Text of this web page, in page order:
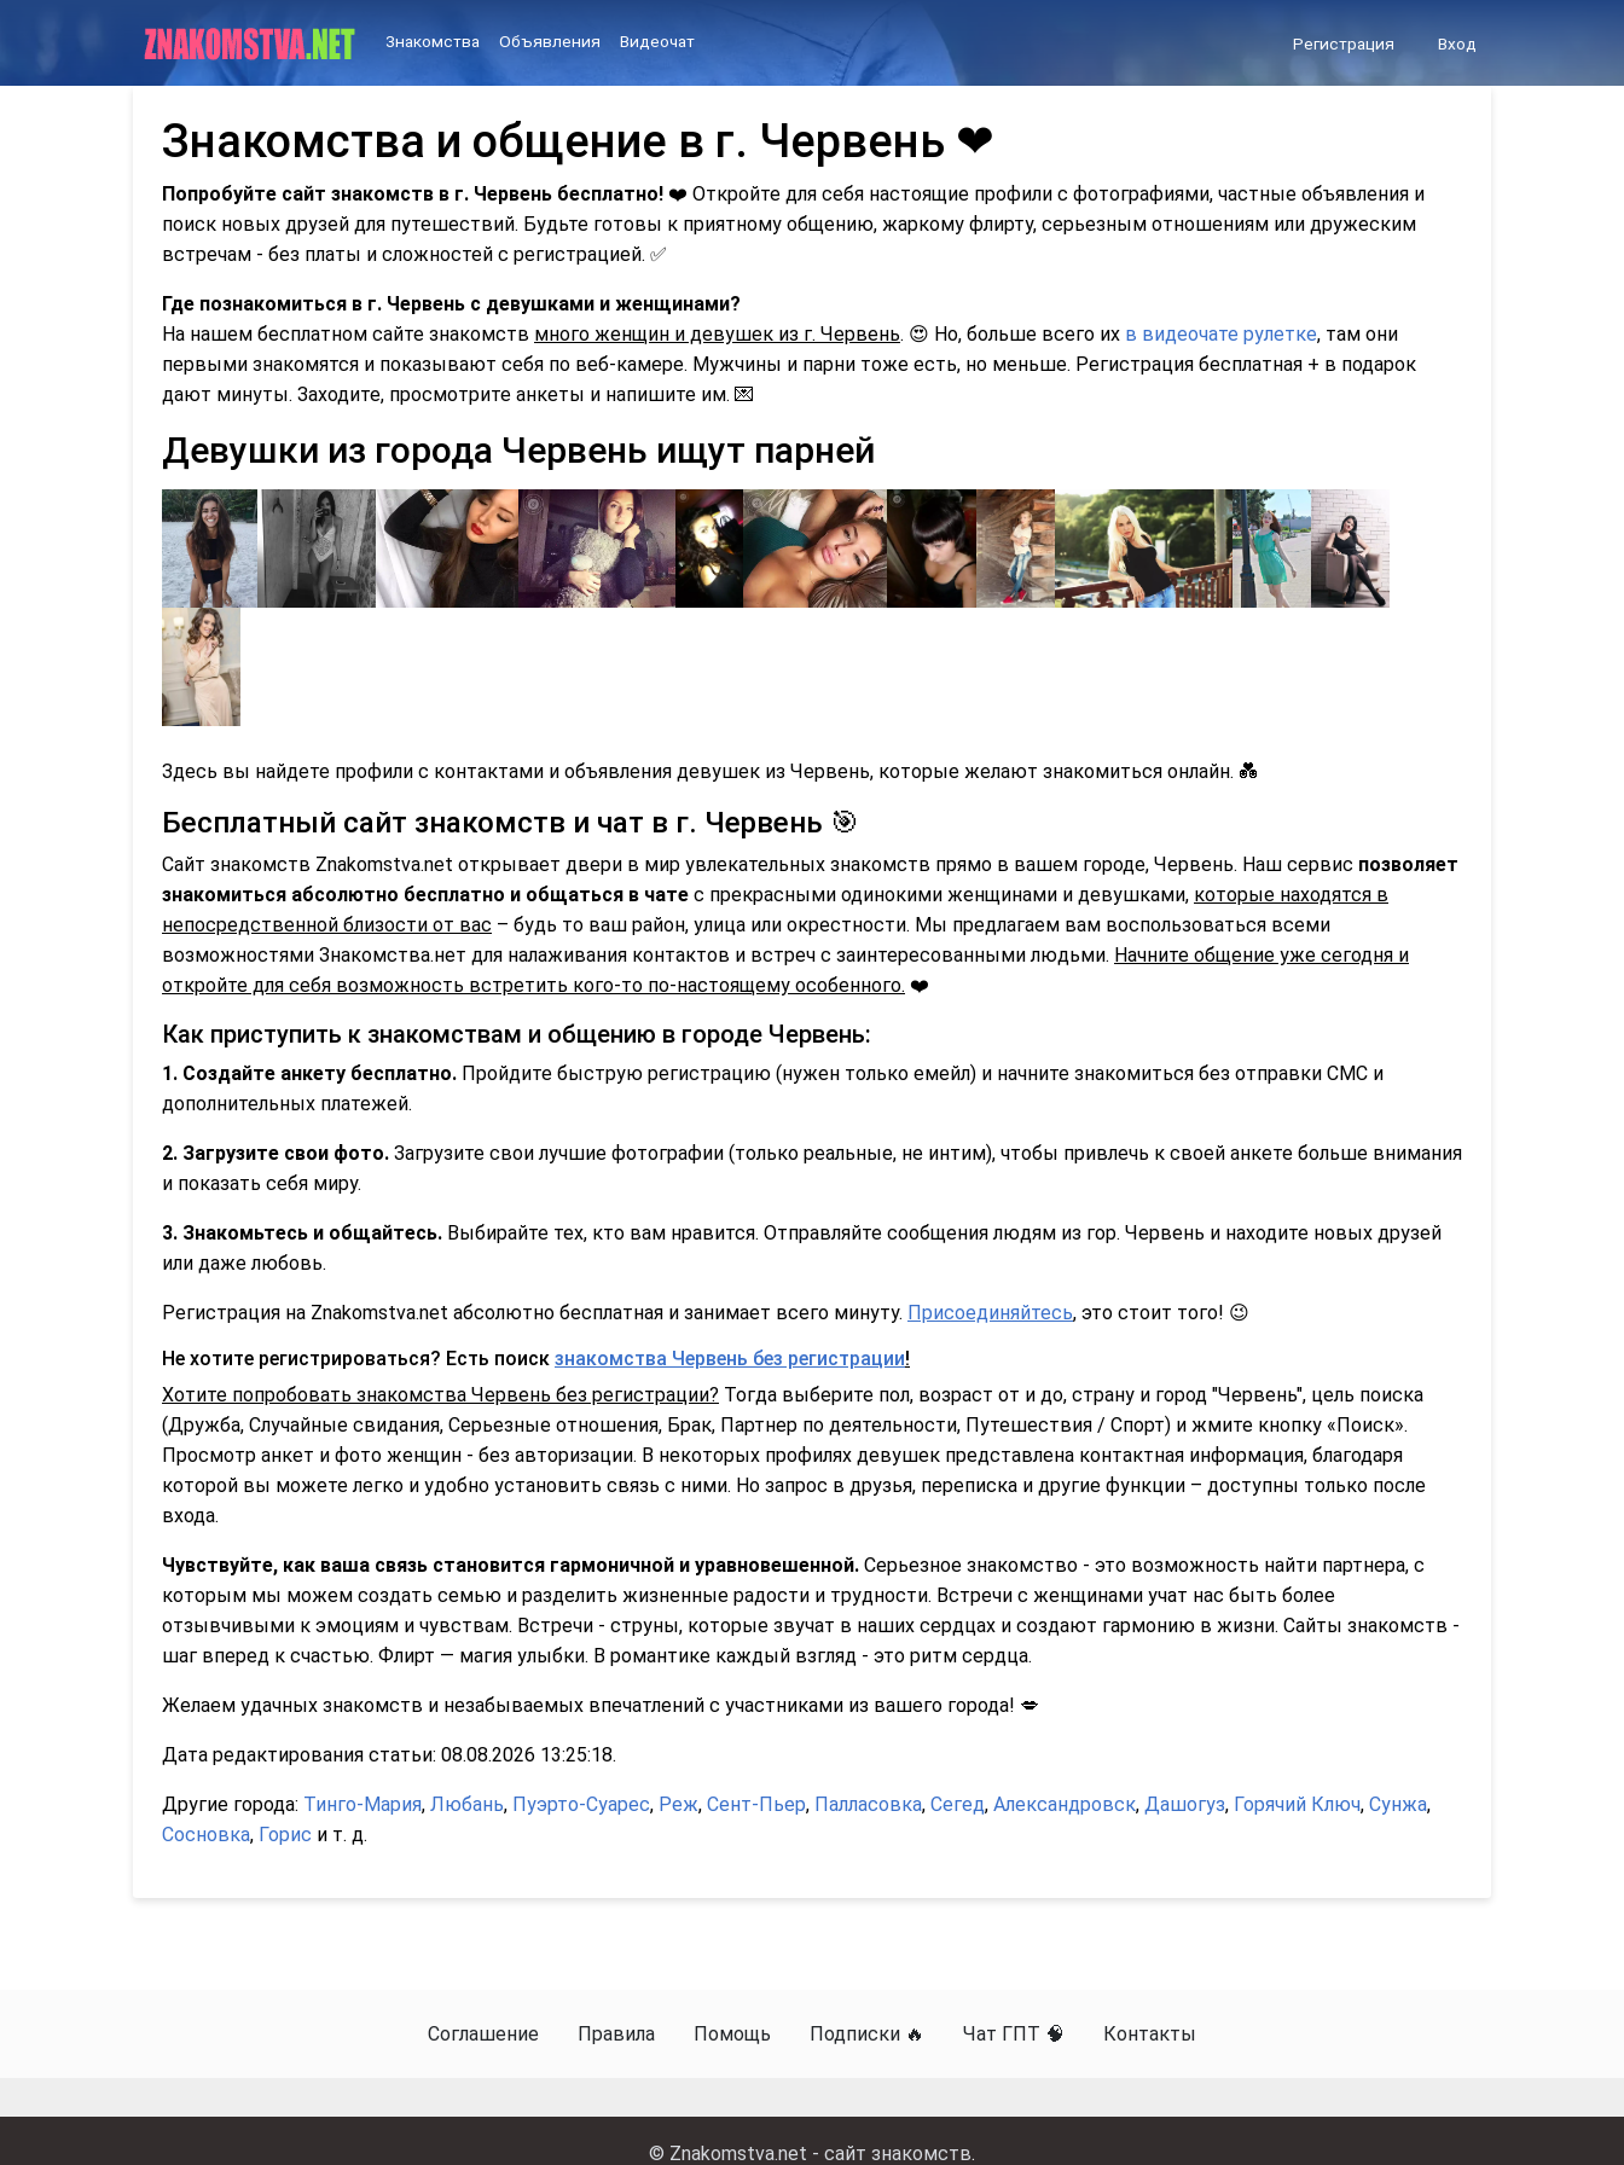
Знакомства Объявления Видеочат Регистрация Вход
Знакомства и общение в г. Червень ❤
Попробуйте сайт знакомств в г. Червень бесплатно! ❤️ Откройте для себя настоящие профили с фотографиями, частные объявления и
поиск новых друзей для путешествий. Будьте готовы к приятному общению, жаркому флирту, серьезным отношениям или дружеским
встречам - без платы и сложностей с регистрацией. ✅
Где познакомиться в г. Червень с девушками и женщинами?
На нашем бесплатном сайте знакомств много женщин и девушек из г. Червень. 😍 Но, больше всего их в видеочате рулетке, там они
первыми знакомятся и показывают себя по веб-камере. Мужчины и парни тоже есть, но меньше. Регистрация бесплатная + в подарок
дают минуты. Заходите, просмотрите анкеты и напишите им. 💌
Девушки из города Червень ищут парней
Здесь вы найдете профили с контактами и объявления девушек из Червень, которые желают знакомиться онлайн. 💑
Бесплатный сайт знакомств и чат в г. Червень 🎯
Сайт знакомств Znakomstva.net открывает двери в мир увлекательных знакомств прямо в вашем городе, Червень. Наш сервис позволяет
знакомиться абсолютно бесплатно и общаться в чате с прекрасными одинокими женщинами и девушками, которые находятся в
непосредственной близости от вас – будь то ваш район, улица или окрестности. Мы предлагаем вам воспользоваться всеми
возможностями Знакомства.нет для налаживания контактов и встреч с заинтересованными людьми. Начните общение уже сегодня и
откройте для себя возможность встретить кого-то по-настоящему особенного. ❤️
Как приступить к знакомствам и общению в городе Червень:
1. Создайте анкету бесплатно. Пройдите быструю регистрацию (нужен только емейл) и начните знакомиться без отправки СМС и
дополнительных платежей.
2. Загрузите свои фото. Загрузите свои лучшие фотографии (только реальные, не интим), чтобы привлечь к своей анкете больше внимания
и показать себя миру.
3. Знакомьтесь и общайтесь. Выбирайте тех, кто вам нравится. Отправляйте сообщения людям из гор. Червень и находите новых друзей
или даже любовь.
Регистрация на Znakomstva.net абсолютно бесплатная и занимает всего минуту. Присоединяйтесь, это стоит того! 😉
Не хотите регистрироваться? Есть поиск знакомства Червень без регистрации!
Хотите попробовать знакомства Червень без регистрации? Тогда выберите пол, возраст от и до, страну и город "Червень", цель поиска
(Дружба, Случайные свидания, Серьезные отношения, Брак, Партнер по деятельности, Путешествия / Спорт) и жмите кнопку «Поиск».
Просмотр анкет и фото женщин - без авторизации. В некоторых профилях девушек представлена контактная информация, благодаря
которой вы можете легко и удобно установить связь с ними. Но запрос в друзья, переписка и другие функции – доступны только после
входа.
Чувствуйте, как ваша связь становится гармоничной и уравновешенной. Серьезное знакомство - это возможность найти партнера, с
которым мы можем создать семью и разделить жизненные радости и трудности. Встречи с женщинами учат нас быть более
отзывчивыми к эмоциям и чувствам. Встречи - струны, которые звучат в наших сердцах и создают гармонию в жизни. Сайты знакомств -
шаг вперед к счастью. Флирт — магия улыбки. В романтике каждый взгляд - это ритм сердца.
Желаем удачных знакомств и незабываемых впечатлений с участниками из вашего города! 💋
Дата редактирования статьи: 08.08.2026 13:25:18.
Другие города: Тинго-Мария, Любань, Пуэрто-Суарес, Реж, Сент-Пьер, Палласовка, Сегед, Александровск, Дашогуз, Горячий Ключ, Сунжа,
Сосновка, Горис и т. д.
Соглашение Правила Помощь Подписки 🔥 Чат ГПТ 🧠 Контакты
© Znakomstva.net - сайт знакомств.